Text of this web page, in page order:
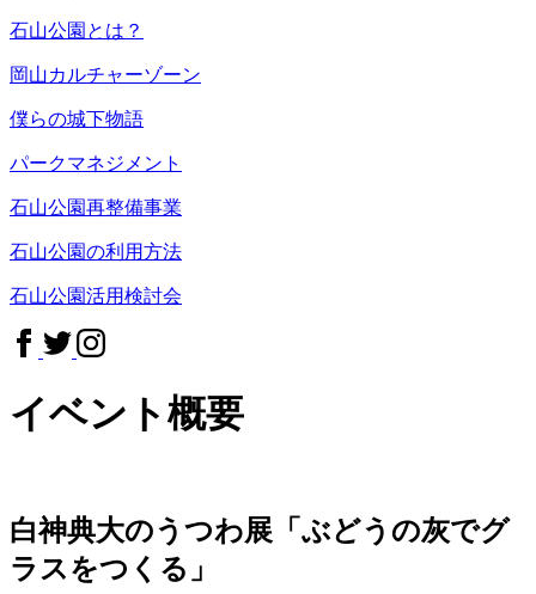
石山公園とは？
岡山カルチャーゾーン
僕らの城下物語
パークマネジメント
石山公園再整備事業
石山公園の利用方法
石山公園活用検討会
イベント概要
白神典大のうつわ展「ぶどうの灰でグ
ラスをつくる」